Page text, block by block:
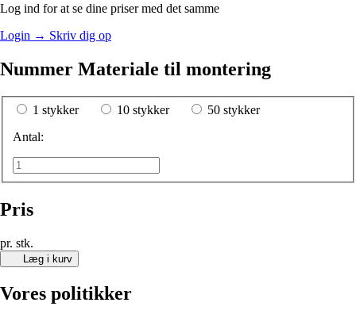
Log ind for at se dine priser med det samme
Login → Skriv dig op
Nummer Materiale til montering
1 stykker 10 stykker
50 stykker
Antal:
Pris
pr. stk.
Læg i kurv
Vores politikker